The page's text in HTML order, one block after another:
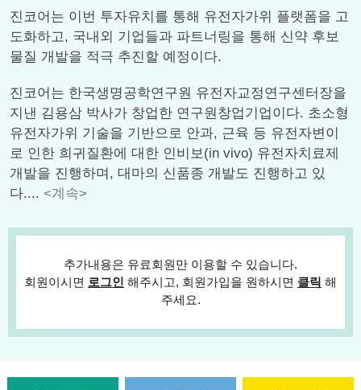
진코어는 이번 투자유치를 통해 유전자가위 플랫폼을 고
도화하고, 국내외 기업들과 파트너링을 통해 신약 후보
물질 개발을 적극 추진할 예정이다.
진코어는 한국생명공학연구원 유전자교정연구센터장을
지낸 김용삼 박사가 창업한 연구원창업기업이다. 초소형
유전자가위 기술을 기반으로 안과, 근육 등 유전자변이
로 인한 희귀질환에 대한 인비보(in vivo) 유전자치료제
개발을 진행하며, 대마의 신품종 개발도 진행하고 있
다.... <계속>
추가내용은 유료회원만 이용할 수 있습니다.
회원이시면 로그인 해주시고, 회원가입을 원하시면 클릭 해
주세요.